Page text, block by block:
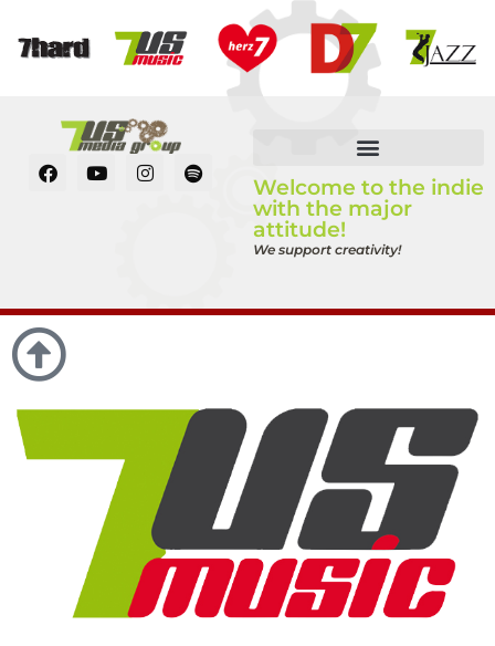
Welcome to the indie
with the major
attitude!
We support creativity!